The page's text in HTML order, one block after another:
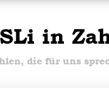
in
die für uns